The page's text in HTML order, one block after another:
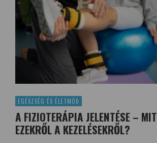
EGÉSZSÉG ÉS ÉLETMÓD
A FIZIOTERÁPIA JELENTÉSE –
EZEKRŐL A KEZELÉSEKRŐL?